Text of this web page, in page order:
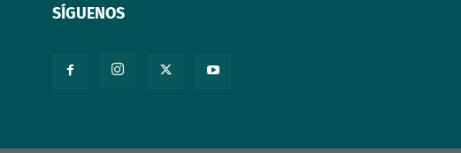
SÍGUENOS